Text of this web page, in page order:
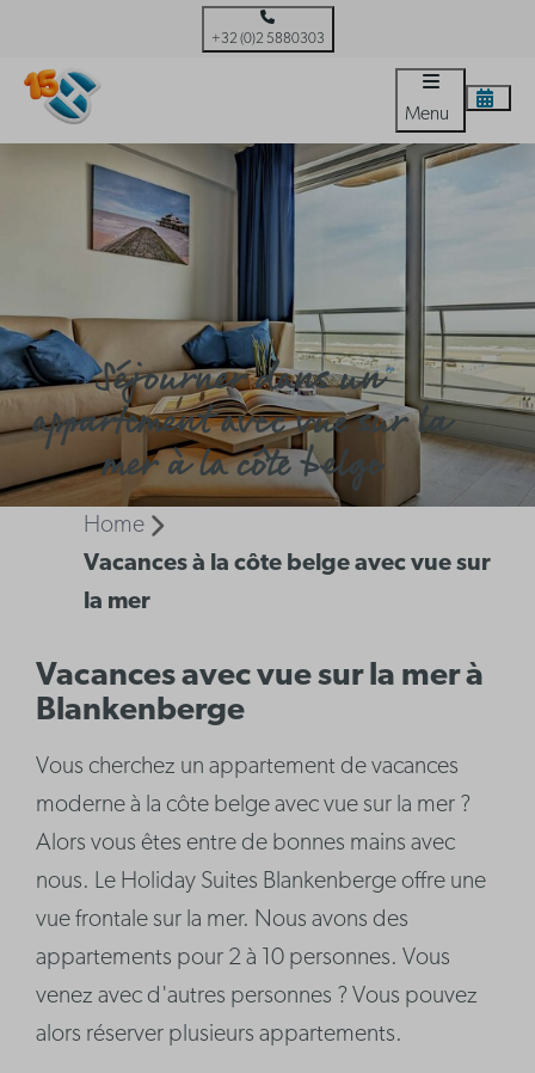
+32 (0)2 5880303
Menu
Séjourner dans un
appartement avec vue sur la
mer à la côte belge
Home
Vacances à la côte belge avec vue sur
la mer
Vacances avec vue sur la mer à
Blankenberge
Vous cherchez un appartement de vacances
moderne à la côte belge avec vue sur la mer ?
Alors vous êtes entre de bonnes mains avec
nous. Le Holiday Suites Blankenberge offre une
vue frontale sur la mer. Nous avons des
appartements pour 2 à 10 personnes. Vous
venez avec d'autres personnes ? Vous pouvez
alors réserver plusieurs appartements.